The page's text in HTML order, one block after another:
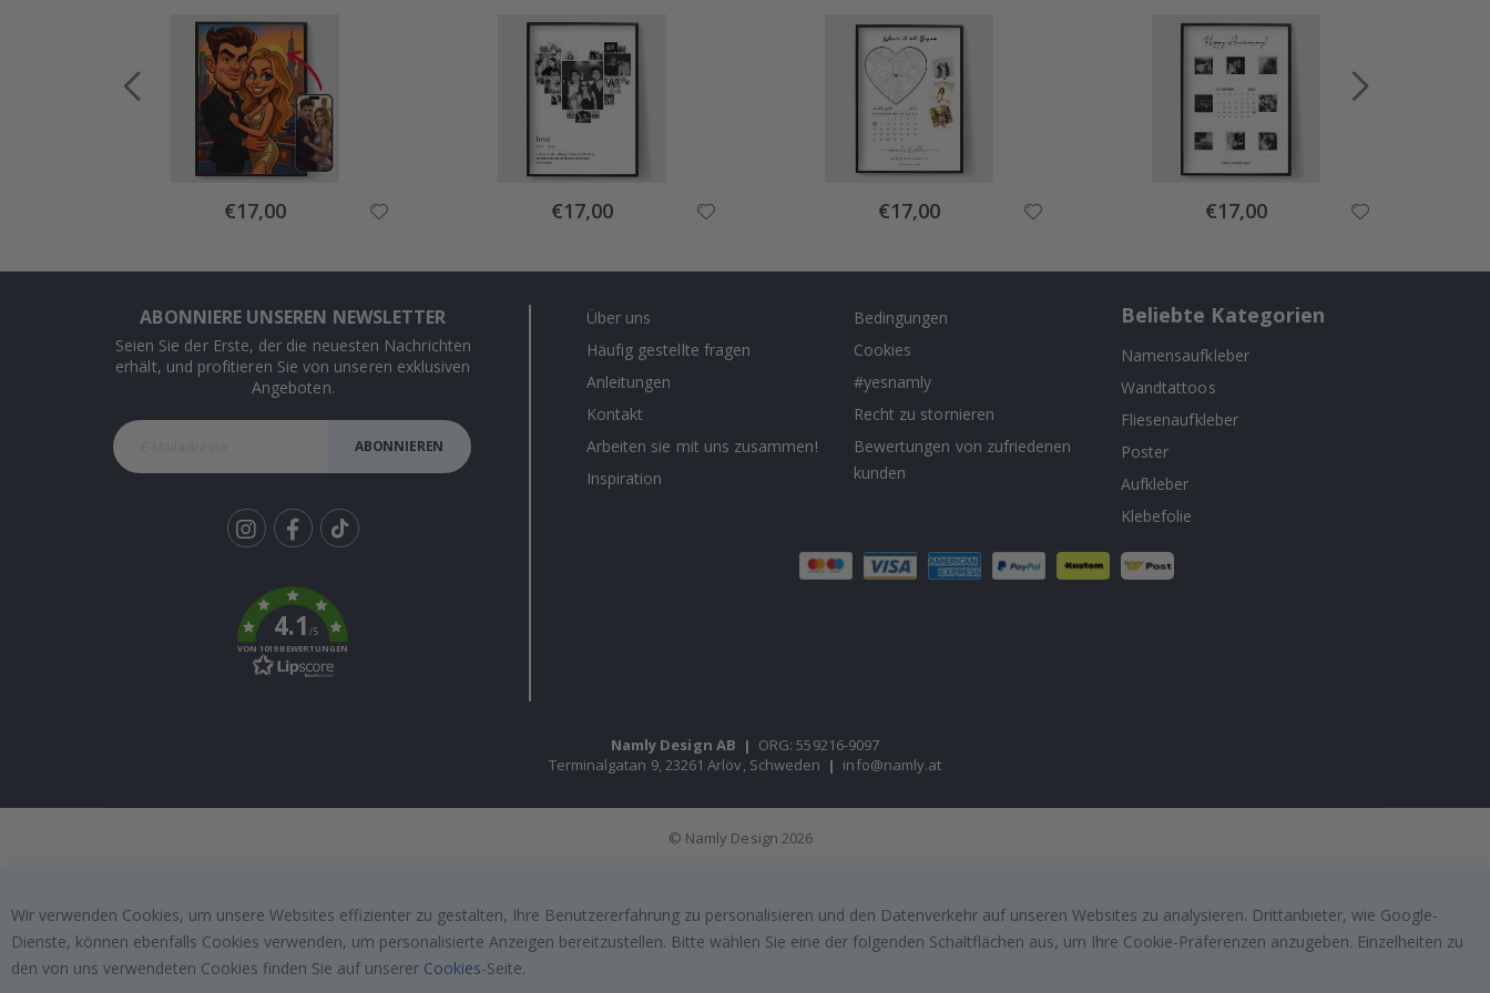
Special
Price
€17,00 Special
Price
€17,00 Special
Price
€17,00 Special
Price
€17,00
ABONNIERE UNSEREN NEWSLETTER
Seien Sie der Erste, der die neuesten Nachrichten
erhält, und profitieren Sie von unseren exklusiven
Angeboten.
ABONNIEREN
k
4.1/5
VON 1019 BEWERTUNGEN
Über uns
Häufig gestellte fragen
Anleitungen
Kontakt
Arbeiten sie mit uns zusammen!
Inspiration
Bedingungen
Cookies
#yesnamly
Recht zu stornieren
Bewertungen von zufriedenen
kunden
Beliebte Kategorien
Namensaufkleber
Wandtattoos
Fliesenaufkleber
Poster
Aufkleber
Klebefolie
Namly Design AB | ORG: 559216-9097
Terminalgatan 9, 23261 Arlöv, Schweden | info@namly.at
© Namly Design 2026
Wir verwenden Cookies, um unsere Websites effizienter zu gestalten, Ihre Benutzererfahrung zu personalisieren und den Datenverkehr auf unseren Websites zu analysieren. Drittanbieter, wie Google-
Dienste, können ebenfalls Cookies verwenden, um personalisierte Anzeigen bereitzustellen. Bitte wählen Sie eine der folgenden Schaltflächen aus, um Ihre Cookie-Präferenzen anzugeben. Einzelheiten zu
den von uns verwendeten Cookies finden Sie auf unserer Cookies-Seite.